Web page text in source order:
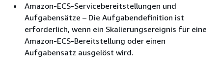
Amazon-ECS-Servicebereitstellungen und
Aufgabensätze – Die Aufgabendefinition ist
erforderlich, wenn ein Skalierungsereignis für eine
Amazon-ECS-Bereitstellung oder einen
Aufgabensatz ausgelöst wird.